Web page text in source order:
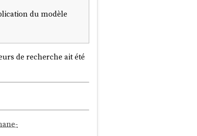
du modèle
de recherche ait été